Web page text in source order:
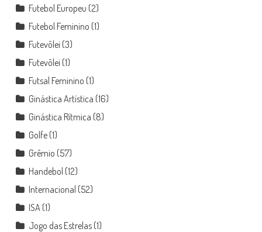
Futebol Europeu (2)
Futebol Feminino (1)
Futevôlei (3)
Futevôlei (1)
Futsal Feminino (1)
Ginástica Artística (16)
Ginástica Rítmica (8)
Golfe(1)
Grêmio (57)
Handebol (12)
Internacional (52)
ISA (1)
Jogo das Estrelas(1)